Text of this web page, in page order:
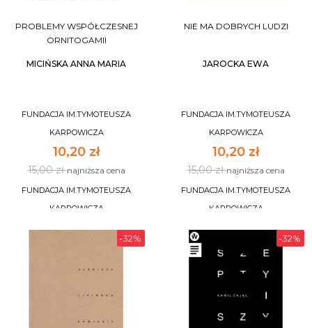
PROBLEMY WSPÓŁCZESNEJ
ORNITOGAMII
MICIŃSKA ANNA MARIA
FUNDACJA IM.TYMOTEUSZA
KARPOWICZA
10,20 zł
15,00 złnajniższa cena
FUNDACJA IM.TYMOTEUSZA
KARPOWICZA
NIE MA DOBRYCH LUDZI
JAROCKA EWA
FUNDACJA IM.TYMOTEUSZA
KARPOWICZA
10,20 zł
15,00 złnajniższa cena
FUNDACJA IM.TYMOTEUSZA
KARPOWICZA
-32% -32%